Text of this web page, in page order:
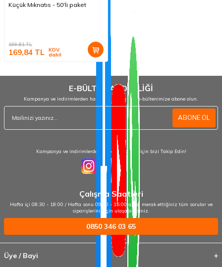
Küçük Mıknatıs - 50'li paket
199,81TL
169,84 TL KDV
dahil
E-BÜLTEN ABONELİĞİ
Kampanya ve indirimlerden haberdar olmak için e-bültenimize abone olun.
ABONE OL
Kampanya ve indirimlerden haberdar olmak için bizi Takip Edin!
Çalışma Saatleri
Hafta içi 08:30 - 18:00 / Hafta sonu 09:00 - 15:00 arası merak ettiğiniz tüm sorular ve
siparişleriniz için ulaşabilirsiniz.
0850 346 03 65
Üye / Bayi